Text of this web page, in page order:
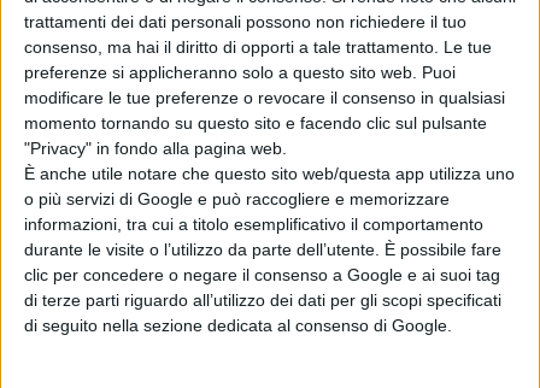
trattamenti dei dati personali possono non richiedere il tuo
consenso, ma hai il diritto di opporti a tale trattamento. Le tue
preferenze si applicheranno solo a questo sito web. Puoi
modificare le tue preferenze o revocare il consenso in qualsiasi
momento tornando su questo sito e facendo clic sul pulsante
"Privacy" in fondo alla pagina web.
È anche utile notare che questo sito web/questa app utilizza uno
o più servizi di Google e può raccogliere e memorizzare
informazioni, tra cui a titolo esemplificativo il comportamento
durante le visite o l’utilizzo da parte dell’utente. È possibile fare
clic per concedere o negare il consenso a Google e ai suoi tag
di terze parti riguardo all’utilizzo dei dati per gli scopi specificati
di seguito nella sezione dedicata al consenso di Google.
culture e forte personalità. Basata sull'eleganza
di fattura sartoriale perfetta la nuova collezione
Brioni, simbolo dell'eleganza italiana nel mondo,
mentre tra i nuovi brend ci piace segnalare la
nuova collezione Denim Uomo Autunno / Inverno
2013-14 Takeshy Kurosawa, l'azienda di street
wear partenopea che mette in vetrina un gusto